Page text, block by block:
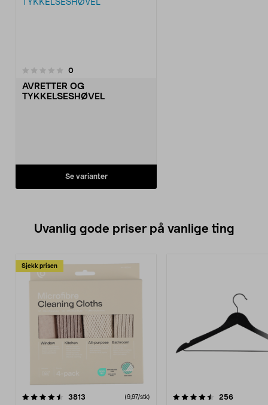
0anmeldelser
AVRETTER OG
TYKKELSESHØVEL
Se varianter
Uvanlig gode priser på vanlige ting
Sjekk prisen
3813 anmeldelser(9,97/stk)
4.5av 5 stjerner 256
4.5av 5 stjerner